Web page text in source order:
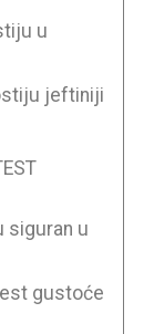
u
jeftiniji
siguran u
gustoće